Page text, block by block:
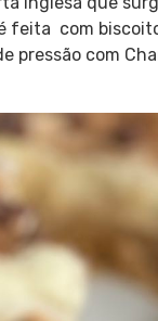
feita com
pressão com